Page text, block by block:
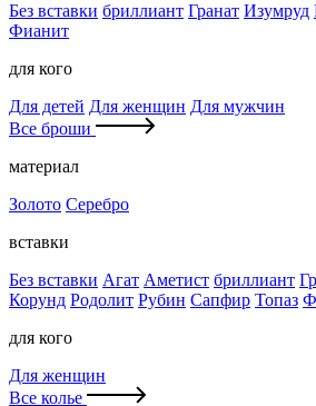
Без вставки бриллиант Гранат Изумруд
Фианит
для кого
Для детей Для женщин Для мужчин
Все броши
материал
Золото Серебро
вставки
Без вставки Агат Аметист бриллиант
Корунд Родолит Рубин Сапфир Топаз
для кого
Для женщин
Все колье